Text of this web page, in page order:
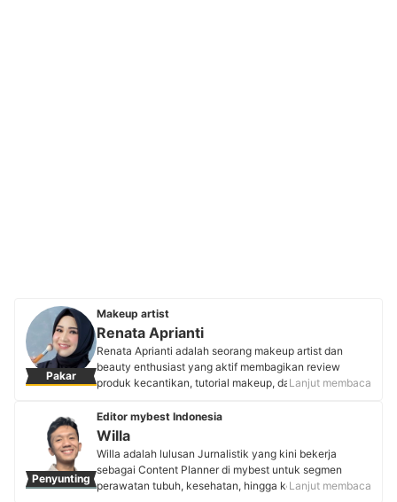
Pakar
Makeup artist
Renata Aprianti
Renata Aprianti adalah seorang makeup artist dan
beauty enthusiast yang aktif membagikan review
produk kecantikan, tutorial makeup, dan skincare di
dunia kecantikan sejak 2017, Renata juga dikenal
sebagai penulis yang telah menerbitkan tiga novel
remaja dan memiliki pengalaman lebih dari sepuluh
tahun sebagai beauty blogger. Perpaduan antara
kreativitas dan pengalamannya membuat Renata
menjadi salah satu MUA yang dipercaya banyak
Lanjut membaca
Penyunting
Editor mybest Indonesia
Willa
Willa adalah lulusan Jurnalistik yang kini bekerja
sebagai Content Planner di mybest untuk segmen
perawatan tubuh, kesehatan, hingga kebutuhan sehari-
Lanjut membaca